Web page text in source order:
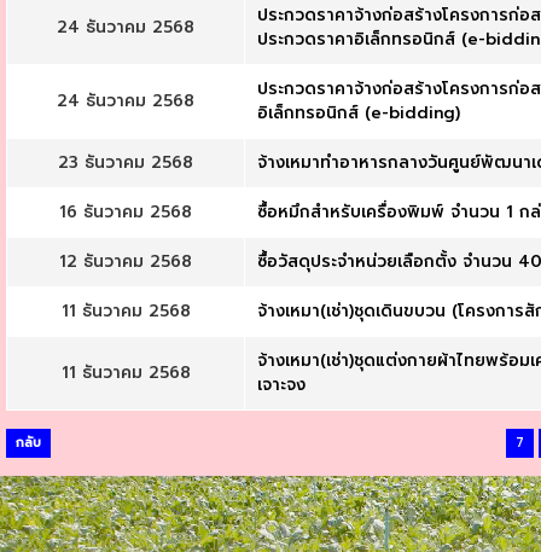
24 ธันวาคม 2568
ประกวดราคาจ้างก่อสร้างโครงการก่
ประกวดราคาอิเล็กทรอนิกส์ (e-
24 ธันวาคม 2568
ประกวดราคาจ้างก่อสร้างโครงการก่
อิเล็กทรอนิกส์ (e-bidding)
23 ธันวาคม 2568
จ้างเหมาทำอาหารกลางวันศูนย์พัฒนา
16 ธันวาคม 2568
ซื้อหมึกสำหรับเครื่องพิมพ์ จำนวน 1 กล่
12 ธันวาคม 2568
ซื้อวัสดุประจำหน่วยเลือกตั้ง จำนวน 40
11 ธันวาคม 2568
จ้างเหมา(เช่า)ชุดเดินขบวน (โครงการ
11 ธันวาคม 2568
จ้างเหมา(เช่า)ชุดแต่งกายผ้าไทยพร้อ
เจาะจง
กลับ 7